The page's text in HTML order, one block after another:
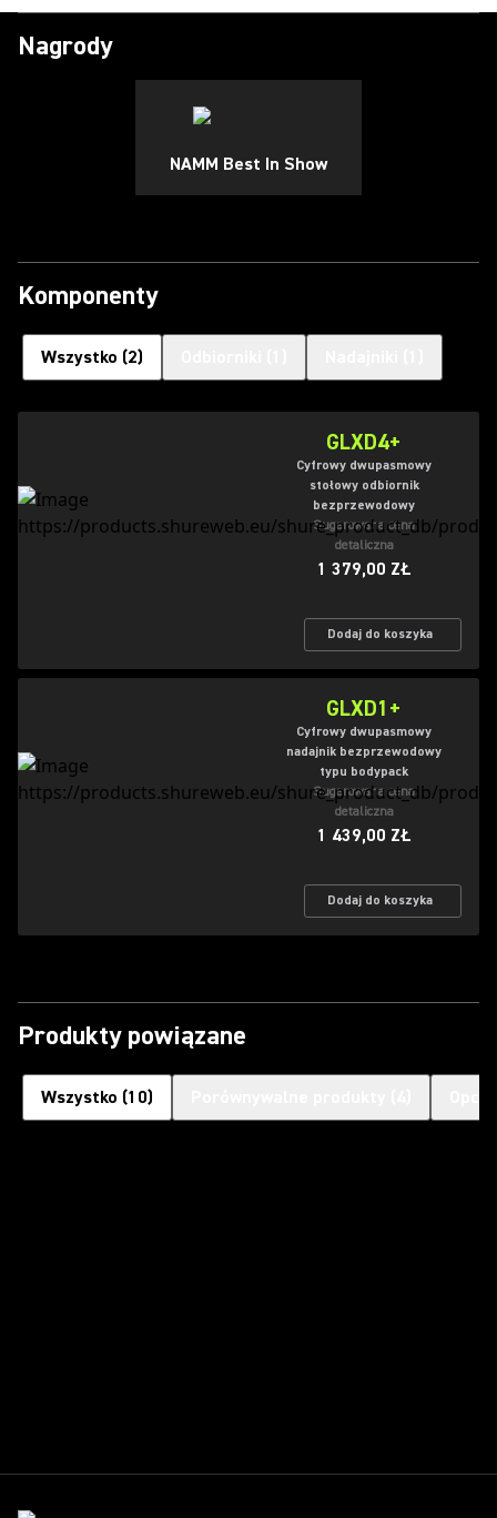
Nagrody
NAMM Best In Show
Komponenty
Wszystko (2)
GLXD4+
Cyfrowy dwupasmowy
stołowy odbiornik
bezprzewodowy
Sugerowana cena
detaliczna
1 379,00 ZŁ
Dodaj do koszyka
GLXD1+
Cyfrowy dwupasmowy
nadajnik bezprzewodowy
typu bodypack
Sugerowana cena
detaliczna
1 439,00 ZŁ
Dodaj do koszyka
Produkty powiązane
Wszystko (10)